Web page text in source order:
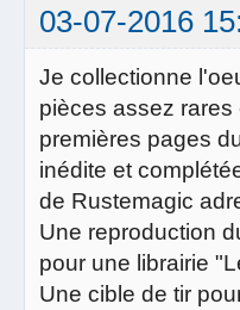
03-07-2016
Je collectionne
pièces assez
premières pages
inédite et
de Rustemagic
Une reproduction
pour une librairie
Une cible de tir